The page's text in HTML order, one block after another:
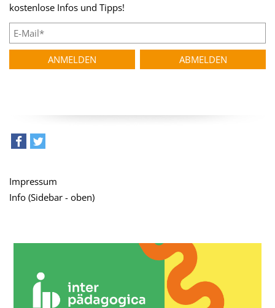
kostenlose Infos und Tipps!
Impressum
Info (Sidebar - oben)